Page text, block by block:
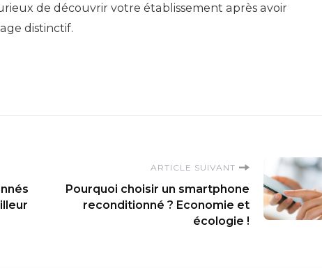
de découvrir votre établissement après avoir
distinctif.
ARTICLE SUIVANT
Pourquoi choisir un smartphone
reconditionné ? Economie et
écologie !